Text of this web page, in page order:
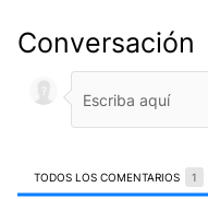
Conversación
TODOS LOS COMENTARIOS 1